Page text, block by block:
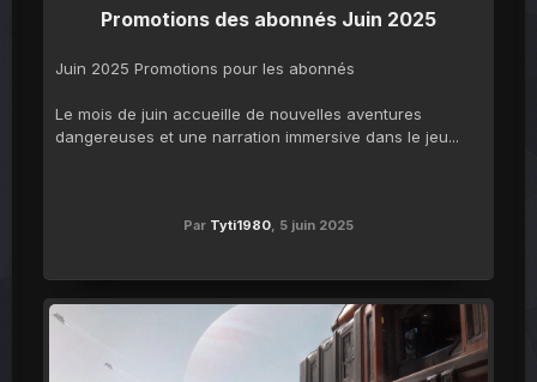
Promotions des abonnés Juin 2025
Juin 2025 Promotions pour les abonnés
Le mois de juin accueille de nouvelles aventures
dangereuses et une narration immersive dans le jeu...
Par Tyti1980, 5 juin 2025